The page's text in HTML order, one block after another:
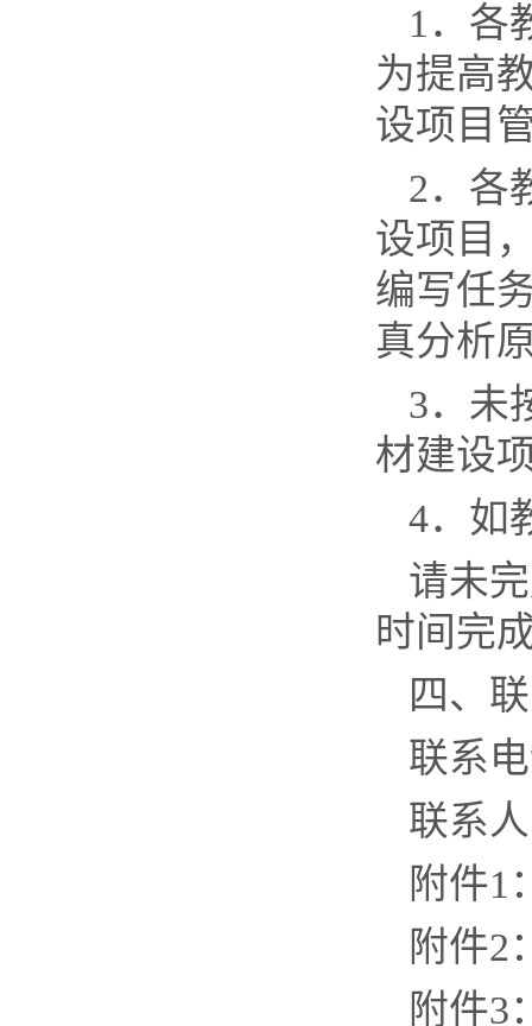
1 ．各
为提高
设项目
2．各
设项目
编写任
真分析
3．未
材建设
4．如
请未
时间完
四、
联系
联系
附件1
附件2
附件3